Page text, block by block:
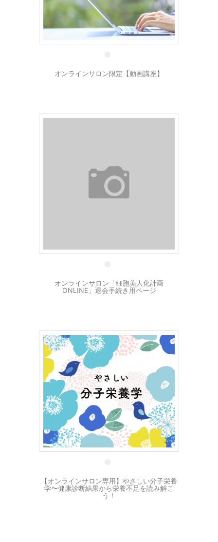
17 7月
オンラインサロン限定【動画講座】
オンラインサロン「細胞美人化計画
ONLINE」退会手続き用ページ
4 3月
【オンラインサロン専用】やさしい分子栄養
学〜健康診断結果から栄養不足を読み解こ
う！